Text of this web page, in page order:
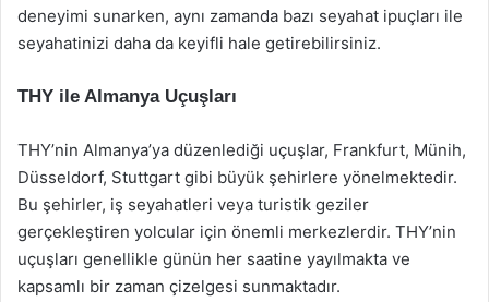
deneyimi sunarken, aynı zamanda bazı seyahat ipuçları ile
seyahatinizi daha da keyifli hale getirebilirsiniz.
THY ile Almanya Uçuşları
THY’nin Almanya’ya düzenlediği uçuşlar, Frankfurt, Münih,
Düsseldorf, Stuttgart gibi büyük şehirlere yönelmektedir.
Bu şehirler, iş seyahatleri veya turistik geziler
gerçekleştiren yolcular için önemli merkezlerdir. THY’nin
uçuşları genellikle günün her saatine yayılmakta ve
kapsamlı bir zaman çizelgesi sunmaktadır.